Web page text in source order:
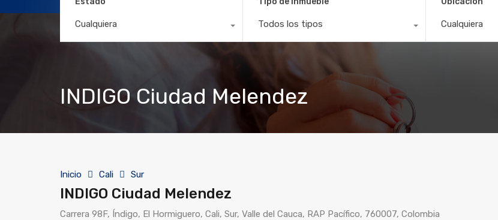
Cualquiera Todos los tipos Cualquiera
INDIGO Ciudad Melendez
Inicio Cali Sur
INDIGO Ciudad Melendez
Carrera 98F, Índigo, El Hormiguero, Cali, Sur, Valle del Cauca, RAP Pacífico, 760007, Colombia